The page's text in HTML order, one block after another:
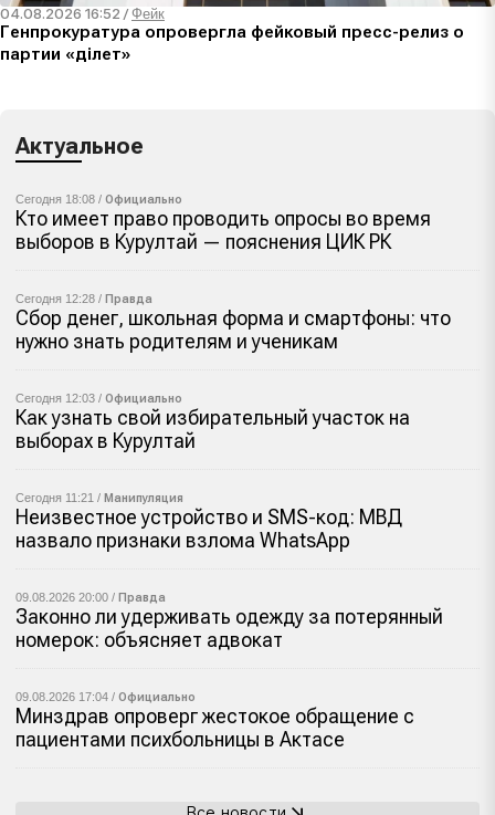
04.08.2026 16:52 /Фейк
Генпрокуратура опровергла фейковый пресс-релиз о
партии «Әділет»
Актуальное
Сегодня 18:08 / Официально
Кто имеет право проводить опросы во время
выборов в Курултай — пояснения ЦИК РК
Сегодня 12:28 / Правда
Сбор денег, школьная форма и смартфоны: что
нужно знать родителям и ученикам
Сегодня 12:03 / Официально
Как узнать свой избирательный участок на
выборах в Курултай
Сегодня 11:21 / Манипуляция
Неизвестное устройство и SMS-код: МВД
назвало признаки взлома WhatsApp
09.08.2026 20:00 / Правда
Законно ли удерживать одежду за потерянный
номерок: объясняет адвокат
09.08.2026 17:04 / Официально
Минздрав опроверг жестокое обращение с
пациентами психбольницы в Актасе